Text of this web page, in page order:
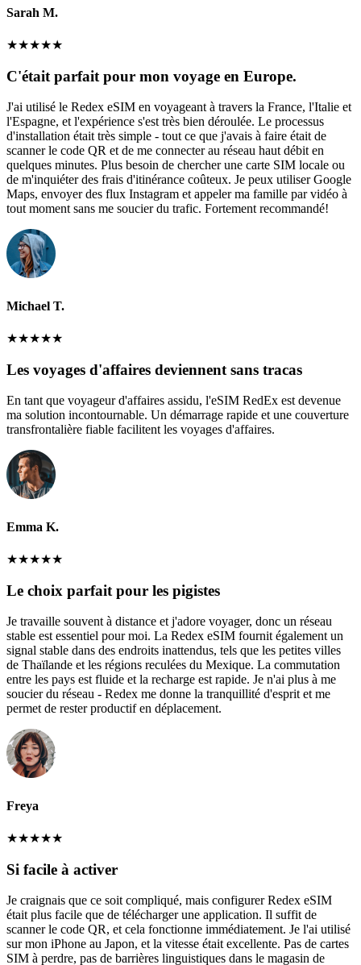
Sarah M.
★★★★★
C'était parfait pour mon voyage en Europe.
J'ai utilisé le Redex eSIM en voyageant à travers la France, l'Italie et
l'Espagne, et l'expérience s'est très bien déroulée. Le processus
d'installation était très simple - tout ce que j'avais à faire était de
scanner le code QR et de me connecter au réseau haut débit en
quelques minutes. Plus besoin de chercher une carte SIM locale ou
de m'inquiéter des frais d'itinérance coûteux. Je peux utiliser Google
Maps, envoyer des flux Instagram et appeler ma famille par vidéo à
tout moment sans me soucier du trafic. Fortement recommandé!
Michael T.
★★★★★
Les voyages d'affaires deviennent sans tracas
En tant que voyageur d'affaires assidu, l'eSIM RedEx est devenue
ma solution incontournable. Un démarrage rapide et une couverture
transfrontalière fiable facilitent les voyages d'affaires.
Emma K.
★★★★★
Le choix parfait pour les pigistes
Je travaille souvent à distance et j'adore voyager, donc un réseau
stable est essentiel pour moi. La Redex eSIM fournit également un
signal stable dans des endroits inattendus, tels que les petites villes
de Thaïlande et les régions reculées du Mexique. La commutation
entre les pays est fluide et la recharge est rapide. Je n'ai plus à me
soucier du réseau - Redex me donne la tranquillité d'esprit et me
permet de rester productif en déplacement.
Freya
★★★★★
Si facile à activer
Je craignais que ce soit compliqué, mais configurer Redex eSIM
était plus facile que de télécharger une application. Il suffit de
scanner le code QR, et cela fonctionne immédiatement. Je l'ai utilisé
sur mon iPhone au Japon, et la vitesse était excellente. Pas de cartes
SIM à perdre, pas de barrières linguistiques dans le magasin de